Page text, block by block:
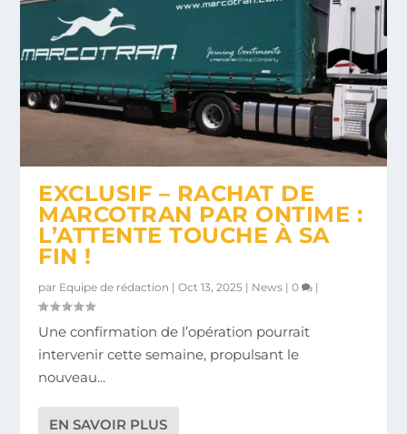
EXCLUSIF – RACHAT DE
MARCOTRAN PAR ONTIME :
L’ATTENTE TOUCHE À SA
FIN !
par Equipe de rédaction |Oct 13, 2025 | News |0 |
Une confirmation de l’opération pourrait
intervenir cette semaine, propulsant le
nouveau...
EN SAVOIR PLUS